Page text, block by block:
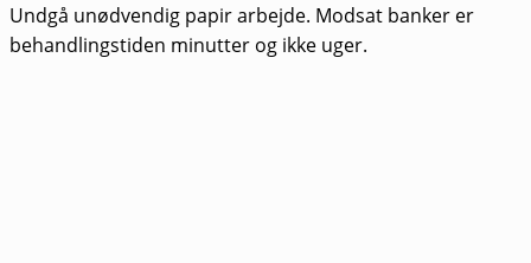
Undgå unødvendig papir arbejde. Modsat banker er
behandlingstiden minutter og ikke uger.